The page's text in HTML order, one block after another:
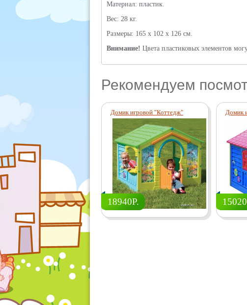
Материал: пластик.
Вес: 28 кг.
Размеры: 165 х 102 х 126 см.
Внимание! Цвета пластиковых элементов
Рекомендуем
Домик игровой "Коттедж"
18940Р.
Домик